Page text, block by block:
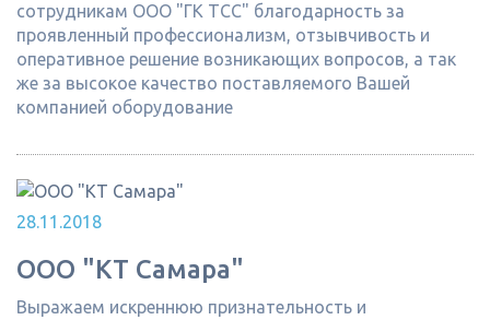
сотрудникам ООО "ГК ТСС" благодарность за
проявленный профессионализм, отзывчивость и
оперативное решение возникающих вопросов, а так
же за высокое качество поставляемого Вашей
компанией оборудование
28.11.2018
ООО "КТ Самара"
Выражаем искреннюю признательность и